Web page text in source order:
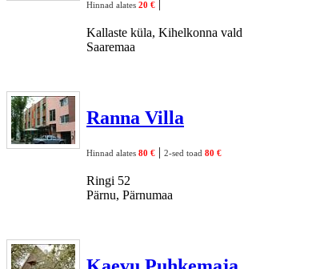
Hinnad alates 20 € |
Kallaste küla, Kihelkonna vald
Saaremaa
Ranna Villa
Hinnad alates 80 € | 2-sed toad 80 €
Ringi 52
Pärnu, Pärnumaa